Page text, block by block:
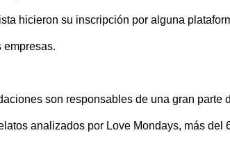
hicieron su inscripción por alguna
empresas.
son responsables de una gran parte
analizados por Love Mondays, más del